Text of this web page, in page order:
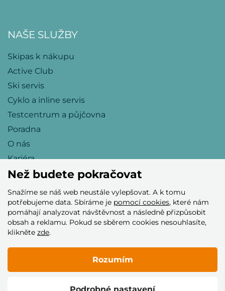
NAŠE SLUŽBY
Skipas k nákupu
Active Club
Ski servis
Cyklo a inline servis
Testcentrum a půjčovna
Poradna
O nás
Kariéra
Přijímáme tyto platební karty
© 2005–2026 Helia Trade s.r.o.
Než budete pokračovat
Snažíme se náš web neustále vylepšovat. A k tomu
potřebujeme data. Sbíráme je pomocí cookies, které nám
pomáhají analyzovat návštěvnost a následně přizpůsobit
obsah a reklamu. Pokud se sběrem cookies nesouhlasíte,
klikněte zde.
Rozumím